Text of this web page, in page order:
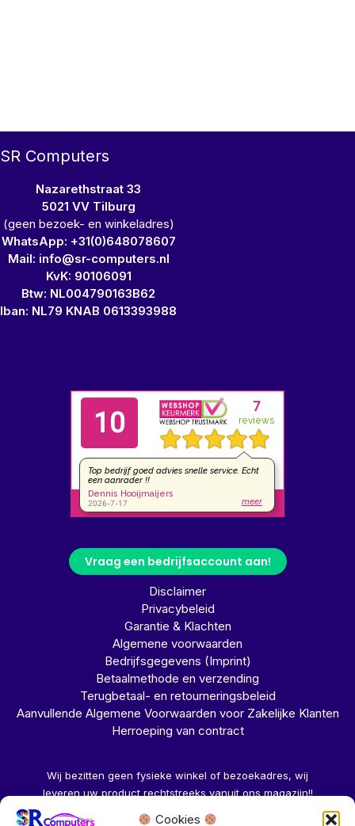
Cookies
SR Computers
Nazarethstraat 33
5021 VV Tilburg
(geen bezoek- en winkeladres)
WhatsApp: +31(0)648078607
Mail: info@sr-computers.nl
KvK: 90106091
Btw: NL004790163B62
Iban: NL79 KNAB 0613393988
Vraag een bedrijfsaccount aan!
Disclaimer
Privacybeleid
Garantie & Klachten
Algemene voorwaarden
Bedrijfsgegevens (Imprint)
Betaalmethode en verzending
Terugbetaal- en retourneringsbeleid
Aanvullende Algemene Voorwaarden voor Zakelijke Klanten
Herroeping van contract
Wij bezitten geen fysieke winkel of bezoekadres, wij
leveren uw product rechtstreeks vanuit ons magazijn!!